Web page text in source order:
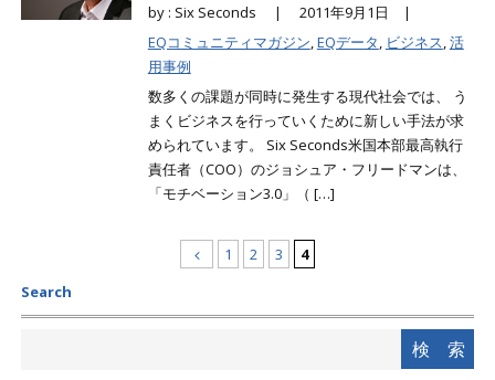
by : Six Seconds |
2011年9月1日 |
EQコミュニティマガジン,EQデータ, ビジネス,活
用事例
数多くの課題が同時に発生する現代社会では、 う
まくビジネスを行っていくために新しい手法が求
められています。 Six Seconds米国本部最高執行
責任者（COO）のジョシュア・フリードマンは、
「モチベーション3.0」（ […]
1 2 3
4
Search